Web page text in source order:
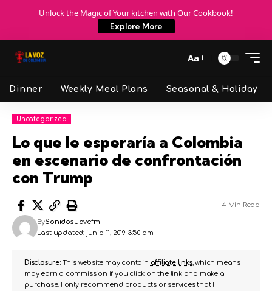
Unlock the Magic of Your kitchen with Our Cookbook!
Explore More
Aa
Dinner Weekly Meal Plans Seasonal & Holiday
Uncategorized
Lo que le esperaría a Colombia
en escenario de confrontación
con Trump
Last updated: junio 11, 2019 3:50 am
BySonidosuavefm
4 Min Read
Disclosure:This website may contain affiliate links, which means I
may earn a commission if you click on the link and make a
purchase. I only recommend products or services that I